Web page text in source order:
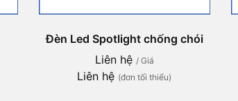
Đèn Led Spotlight chống chói
Liên hệ / Giá
Liên hệ (đơn tối thiểu)